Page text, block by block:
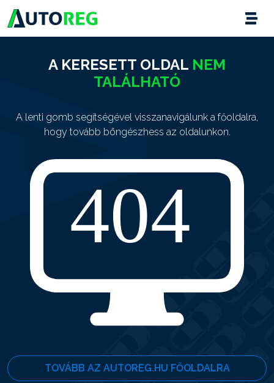
A KERESETT OLDAL NEM
TALÁLHATÓ
A lenti gomb segítségével visszanavigálunk a főoldalra,
hogy tovább böngészhess az oldalunkon.
TOVÁBB AZ AUTOREG.HU FŐOLDALRA